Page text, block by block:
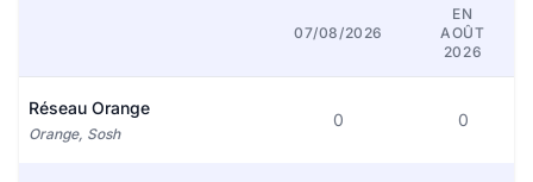
07/08/2026
EN
AOÛT
2026
Réseau Orange
Orange, Sosh
0 0